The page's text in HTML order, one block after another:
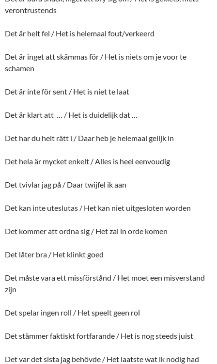
verontrustends
Det är helt fel / Het is helemaal fout/verkeerd
Det är inget att skämmas för / Het is niets om je voor te
schamen
Det är inte för sent / Het is niet te laat
Det är klart att … / Het is duidelijk dat …
Det har du helt rätt i / Daar heb je helemaal gelijk in
Det hela är mycket enkelt / Alles is heel eenvoudig
Det tvivlar jag på / Daar twijfel ik aan
Det kan inte uteslutas / Het kan niet uitgesloten worden
Det kommer att ordna sig / Het zal in orde komen
Det låter bra / Het klinkt goed
Det måste vara ett missförstånd / Het moet een misverstand
zijn
Det spelar ingen roll / Het speelt geen rol
Det stämmer faktiskt fortfarande / Het is nog steeds juist
Det var det sista jag behövde / Het laatste wat ik nodig had